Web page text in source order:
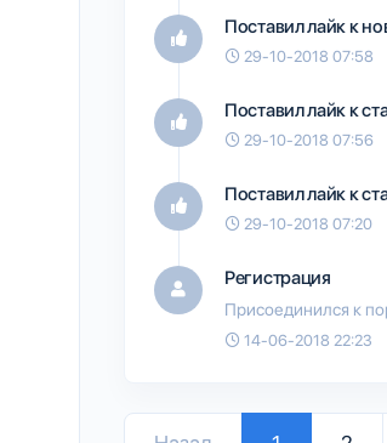
Поставил лайк к
29-10-2018 07:58
Поставил лайк к
29-10-2018 07:56
Поставил лайк к
29-10-2018 07:20
Регистрация
Присоединился к
14-06-2018 22:23